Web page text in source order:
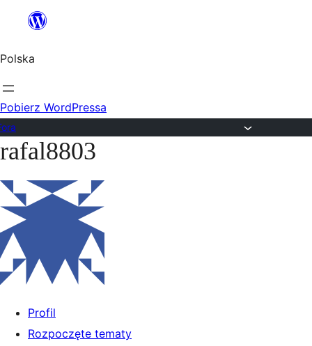
Przejdź
treści
Polska
Pobierz WordPressa
Przejdź
treści
rafal8803
Profil
Rozpoczęte tematy